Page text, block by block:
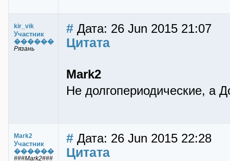
kir_vik
Участник
������
Рязань
# Дата: 26 Jun 2015 21:07
Цитата
Mark2
Не долгопериодические, а
Mark2
Участник
������
###Mark2###
# Дата: 26 Jun 2015 22:28
Цитата